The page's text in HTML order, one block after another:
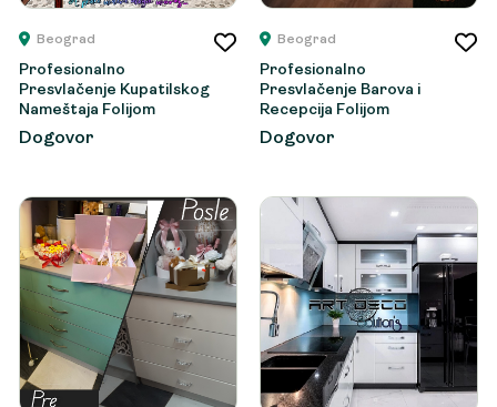
Beograd
Profesionalno
Presvlačenje Kupatilskog
Nameštaja Folijom
Dogovor
Beograd
Profesionalno
Presvlačenje Barova i
Recepcija Folijom
Dogovor